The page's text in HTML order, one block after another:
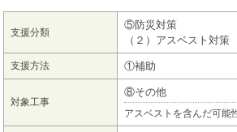
支援分類
⑤防災対策
（２）アスベスト対策
支援方法 ①補助
対象工事
⑧その他
アスベストを含んだ可能